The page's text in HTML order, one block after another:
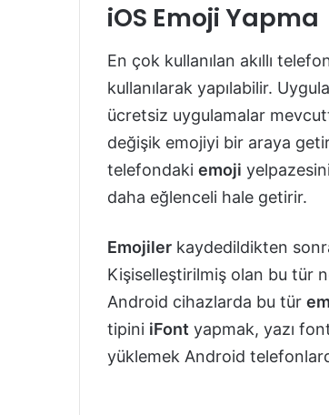
iOS Emoji Yapma
En çok kullanılan akıllı
kullanılarak yapılabilir.
ücretsiz uygulamalar
değişik emojiyi bir araya
telefondaki emoji
daha eğlenceli hale getirir.
Emojiler kaydedildikten
Kişiselleştirilmiş olan bu tür
Android cihazlarda bu tür
tipini iFont yapmak, yazı
yüklemek Android